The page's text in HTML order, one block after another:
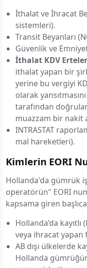
İthalat ve İhracat
sistemleri).
Transit Beyanları
Güvenlik ve
İthalat KDV
ithalat yapan bir
yerine bu vergiyi
olarak
tarafından
muazzam bir nakit
INTRASTAT
mal hareketleri).
Kimlerin EORI
Hollanda'da gümrük
operatörün" EORI
kapsama giren
Hollanda’da
veya ihracat yapan
AB dışı ülkelerde
Hollanda